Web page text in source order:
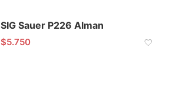
SIG Sauer P226 Alman
$5.750